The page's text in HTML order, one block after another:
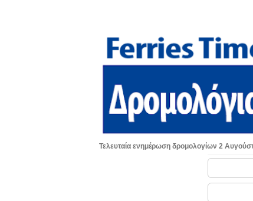
Τελευταία ενημέρωση δρομολογίων 2